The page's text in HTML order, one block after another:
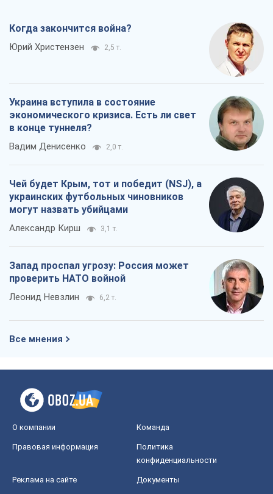
Когда закончится война?
Юрий Христензен 2,5 т.
Украина вступила в состояние
экономического кризиса. Есть ли свет
в конце туннеля?
Вадим Денисенко 2,0 т.
Чей будет Крым, тот и победит (NSJ), а
украинских футбольных чиновников
могут назвать убийцами
Александр Кирш 3,1 т.
Запад проспал угрозу: Россия может
проверить НАТО войной
Леонид Невзлин 6,2 т.
Все мнения
О компании Команда
Правовая информация
Политика
конфиденциальности
Реклама на сайте Документы